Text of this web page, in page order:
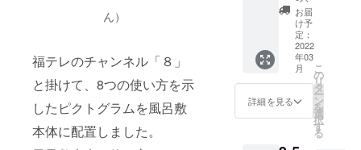
ん）
福テレのチャンネル「８」
と掛けて、8つの使い方を示
したピクトグラムを風呂敷
本体に配置しました。
さい。
（業務
の都合
によ
り、ご
希望の
アナウ
ンサー
からの
メッ
100％ ※
製造上
の都合
により
配送時
期が遅
れる可
能性が
タ）】
平織に
比べ、
耐水圧
に優れ
た生地
です。
超撥水
生地の
防災風
お届
け予
定：
2022
年03
月
詳細を見る
こ
の
リ
タ
ー
ン
を
選
択
す
る